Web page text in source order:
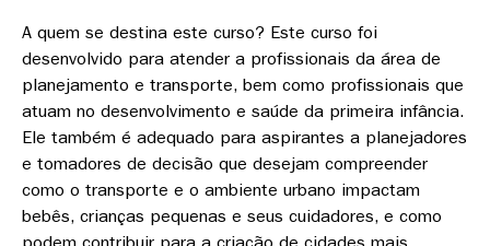
A quem se destina este curso? Este curso foi
desenvolvido para atender a profissionais da área de
planejamento e transporte, bem como profissionais que
atuam no desenvolvimento e saúde da primeira infância.
Ele também é adequado para aspirantes a planejadores
e tomadores de decisão que desejam compreender
como o transporte e o ambiente urbano impactam
bebês, crianças pequenas e seus cuidadores, e como